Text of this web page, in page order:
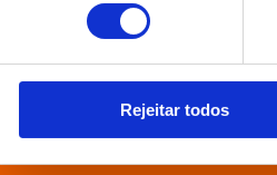
Rejeitar todos
Está à